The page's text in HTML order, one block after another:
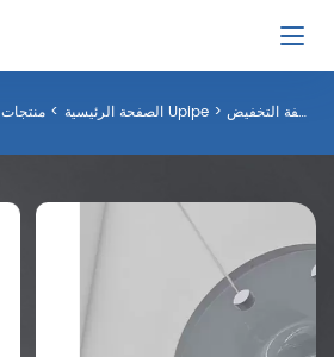
الصفحة الرئيسية > منتجات نظام أنابيب الألومنيوم Upipe > شفة التخفيض